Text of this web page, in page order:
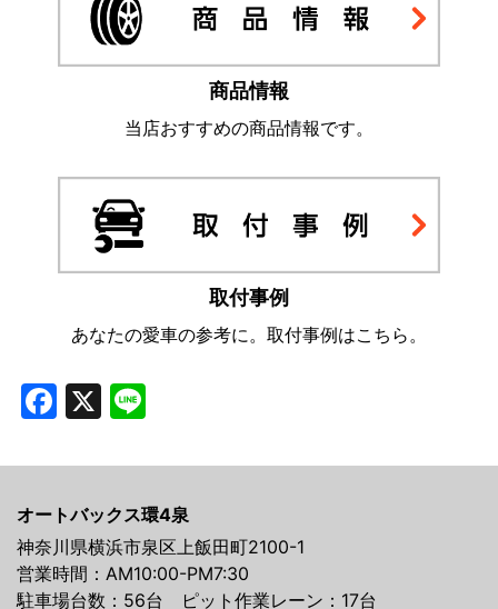
商品情報
当店おすすめの商品情報です。
取付事例
あなたの愛車の参考に。取付事例はこちら。
Facebook
X
オートバックス環4泉
神奈川県横浜市泉区上飯田町2100-1
営業時間：AM10:00-PM7:30
駐車場台数：56台 ピット作業レーン：17台